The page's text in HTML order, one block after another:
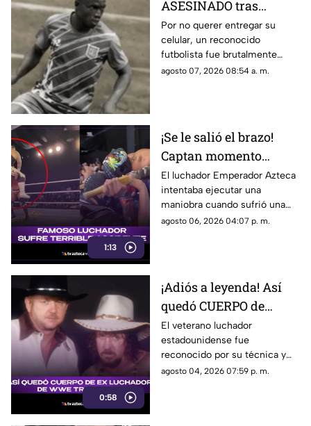
ASESINADO tras
BRUTAL golpiza
durante asalto; no
quiso dar su celular
(+VIDEO)
Por no querer entregar su
celular, un reconocido
futbolista fue brutalmente
asesinado durante un asalto
agosto 07, 2026 08:54 a. m.
1:13
¡Se le salió el brazo!
Captan momento
EXACTO en que famoso
luchador sufre terrible
accidente
El luchador Emperador Azteca
intentaba ejecutar una
maniobra cuando sufrió una
lesión que obligó a detener el
agosto 06, 2026 04:07 p. m.
0:58
¡Adiós a leyenda! Así
quedó CUERPO de
famoso luchador de la
WWE tras repentina
muerte
El veterano luchador
estadounidense fue
reconocido por su técnica y
por formar a nuevas
agosto 04, 2026 07:59 p. m.